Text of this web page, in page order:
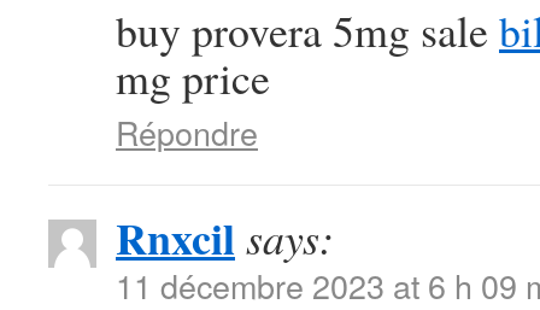
buy provera 5mg sale
mg price
Répondre
Rnxcilsays:
11 décembre 2023 at 6 h 09